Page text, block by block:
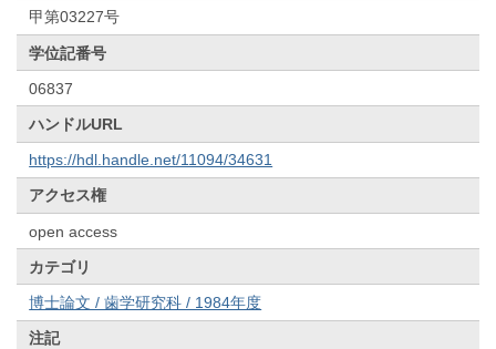
甲第03227号
学位記番号
06837
ハンドルURL
https://hdl.handle.net/11094/34631
アクセス権
open access
カテゴリ
博士論文 / 歯学研究科 / 1984年度
注記